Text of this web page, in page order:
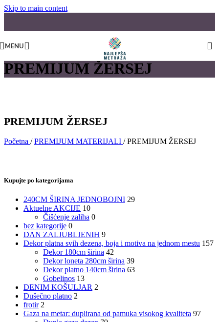
Skip to main content
MENU
PREMIJUM ŽERSEJ
PREMIJUM ŽERSEJ
Početna / PREMIJUM MATERIJALI / PREMIJUM ŽERSEJ
Kupujte po kategorijama
240CM ŠIRINA JEDNOBOJNI 29
Aktuelne AKCIJE 10
Čišćenje zaliha 0
bez kategorije 0
DAN ZALJUBLJENIH 9
Dekor platna svih dezena, boja i motiva na jednom mestu 157
Dekor 180cm širina 42
Dekor loneta 280cm širina 39
Dekor platno 140cm širina 63
Gobelinos 13
DENIM KOŠULJAR 2
Dušečno platno 2
frotir 2
Gaza na metar: duplirana od pamuka visokog kvaliteta 97